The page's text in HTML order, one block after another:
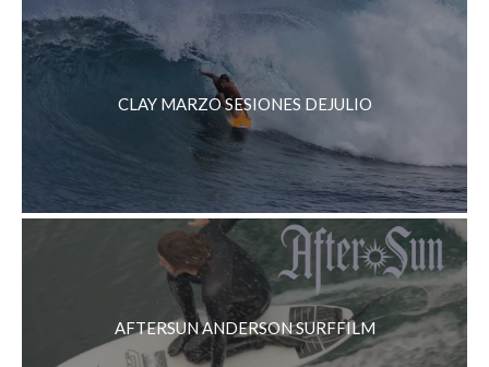
CLAY MARZO SESIONES DEJULIO
AFTERSUN ANDERSON SURFFILM